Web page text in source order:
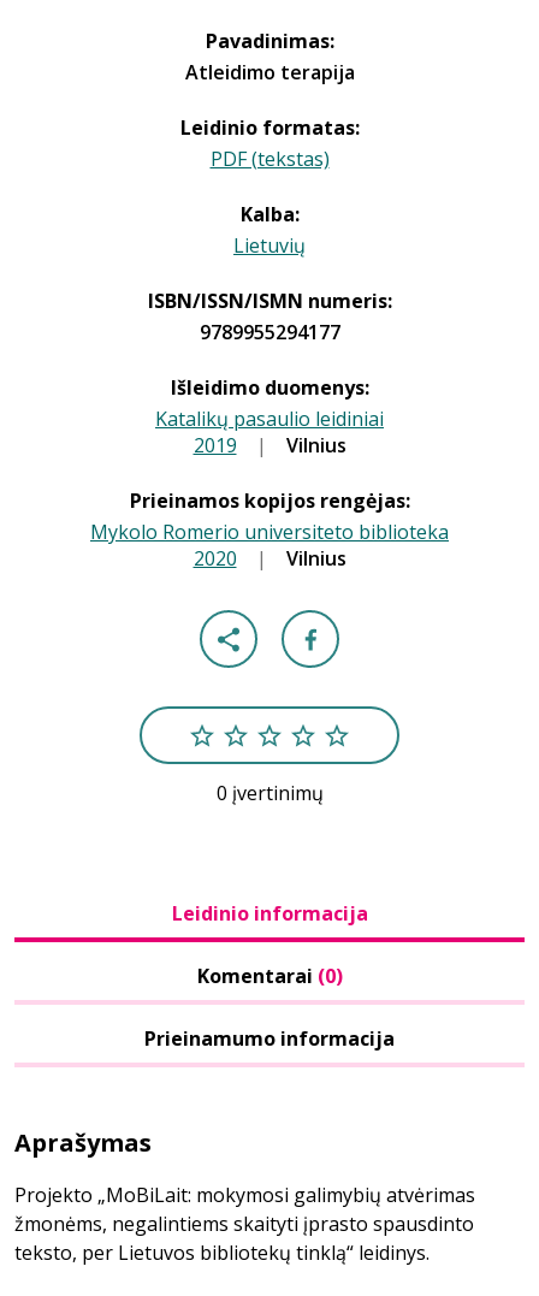
Pavadinimas:
Atleidimo terapija
Leidinio formatas:
PDF (tekstas)
Kalba:
Lietuvių
ISBN/ISSN/ISMN numeris:
9789955294177
Išleidimo duomenys:
Katalikų pasaulio leidiniai
2019 | Vilnius
Prieinamos kopijos rengėjas:
Mykolo Romerio universiteto biblioteka
2020 | Vilnius
0 įvertinimų
Leidinio informacija
Komentarai (0)
Prieinamumo informacija
Aprašymas
Projekto „MoBiLait: mokymosi galimybių atvėrimas
žmonėms, negalintiems skaityti įprasto spausdinto
teksto, per Lietuvos bibliotekų tinklą“ leidinys.